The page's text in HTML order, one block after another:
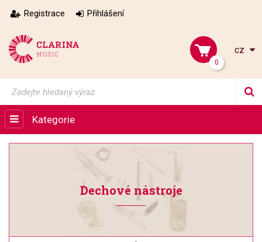
Registrace Přihlášení
0
cz
Kategorie
Dechové nástroje